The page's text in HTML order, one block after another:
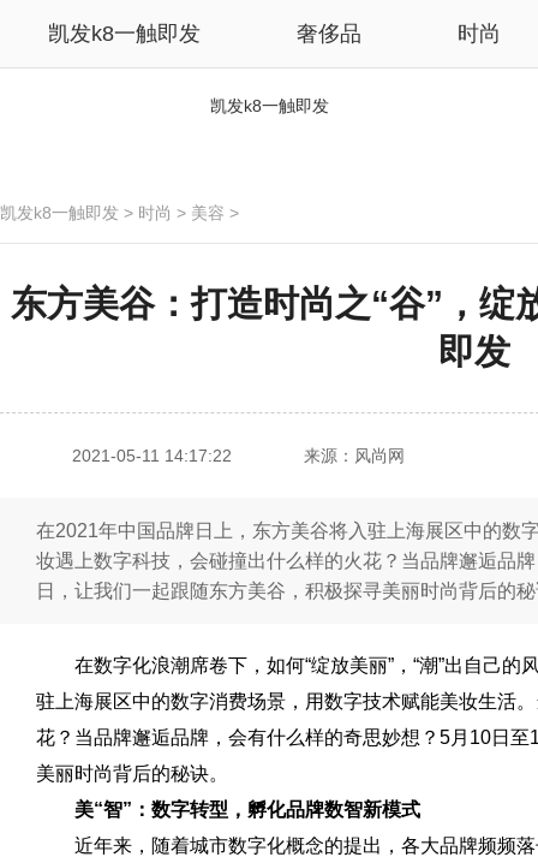
凯发k8一触即发 奢侈品 时尚
凯发k8一触即发
凯发k8一触即发 > 时尚 > 美容 >
东方美谷：打造时尚之“谷”，绽
即发
2021-05-11 14:17:22 来源：风尚网
在2021年中国品牌日上，东方美谷将入驻上海展区中的数
妆遇上数字科技，会碰撞出什么样的火花？当品牌邂逅品
日，让我们一起跟随东方美谷，积极探寻美丽时尚背后的
在数字化浪潮席卷下，如何“绽放美丽”，“潮”出自己
驻上海展区中的数字消费场景，用数字技术赋能美妆生活
花？当品牌邂逅品牌，会有什么样的奇思妙想？5月10日
美丽时尚背后的秘诀。
美“智”：数字转型，孵化品牌数智新模式
近年来，随着城市数字化概念的提出，各大品牌频频